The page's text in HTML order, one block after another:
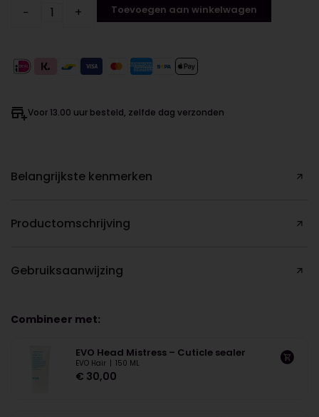
− + Toevoegen aan winkelwagen
Voor 13.00 uur besteld, zelfde dag verzonden
Belangrijkste kenmerken
Productomschrijving
Gebruiksaanwijzing
Combineer met:
EVO Head Mistress – Cuticle sealer
EVO Hair | 150 ML
€ 30,00